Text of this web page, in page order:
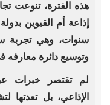
هذه الفترة، تنوعت
إذاعة أم القيوين
سنوات، وهي تجربة
وتوسيع دائرة معارفه
لم تقتصر خبرات
الإذاعي، بل تعدتها